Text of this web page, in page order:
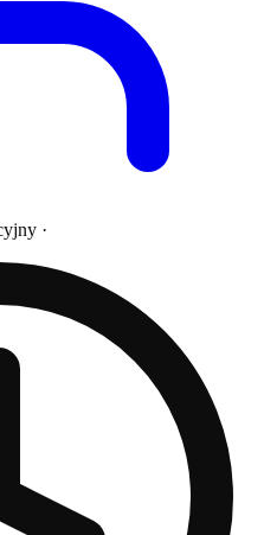
·